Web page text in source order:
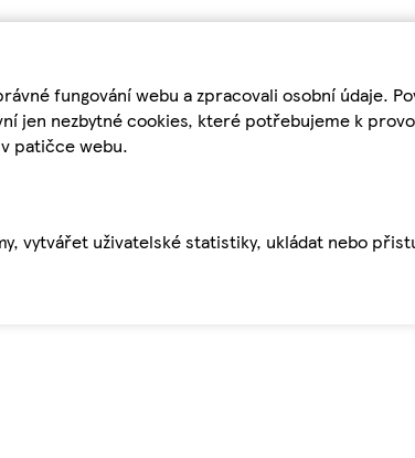
fungování webu a zpracovali osobní údaje.
jen nezbytné cookies, které potřebujeme k
patičce webu.
vytvářet uživatelské statistiky, ukládat nebo